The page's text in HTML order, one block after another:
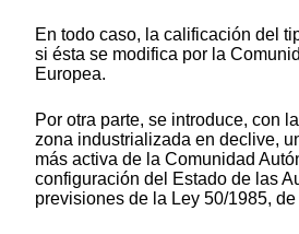
En todo caso, la calificación del
si ésta se modifica por la
Europea.
Por otra parte, se introduce, con
zona industrializada en declive,
más activa de la Comunidad
configuración del Estado de las
previsiones de la Ley 50/1985,